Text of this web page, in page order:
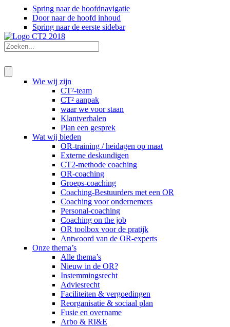
Spring naar de hoofdnavigatie
Door naar de hoofd inhoud
Spring naar de eerste sidebar
Wie wij zijn
CT²-team
CT² aanpak
waar we voor staan
Klantverhalen
Plan een gesprek
Wat wij bieden
OR-training / heidagen op maat
Externe deskundigen
CT2-methode coaching
OR-coaching
Groeps-coaching
Coaching-Bestuurders met een OR
Coaching voor ondernemers
Personal-coaching
Coaching on the job
OR toolbox voor de pratijk
Antwoord van de OR-experts
Onze thema’s
Alle thema’s
Nieuw in de OR?
Instemmingsrecht
Adviesrecht
Faciliteiten & vergoedingen
Reorganisatie & sociaal plan
Fusie en overname
Arbo & RI&E